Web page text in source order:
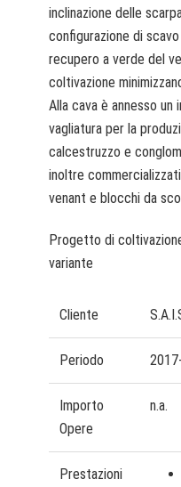
inclinazione delle
configurazione di
recupero a verde del
coltivazione
Alla cava è annesso
vagliatura per la
calcestruzzo e
inoltre
venant e blocchi da
Progetto di
variante
Cliente
Periodo
Importo
Opere
n.a.
Prestazioni